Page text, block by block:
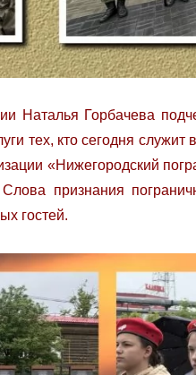
Наталья Горбачева
тех, кто сегодня
«Нижегородский
признания
гостей.